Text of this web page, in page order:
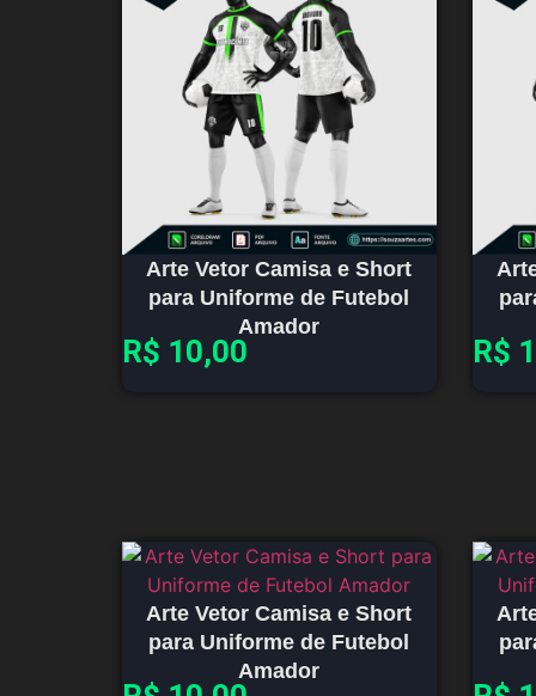
Arte Vetor Camisa e Short
para Uniforme de Futebol
Amador
R$ 10,00 R$
Arte Vetor Camisa e Short
para Uniforme de Futebol
Amador